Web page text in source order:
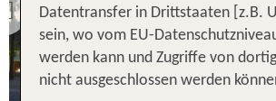
Previous 100 %
7 Nächte,
Datentransfer in Drittstaaten [z.B.
sein, wo vom EU-
werden kann und Zugriffe von
nicht ausgeschlossen werden